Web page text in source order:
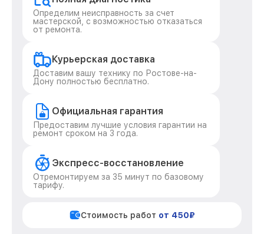
Определим неисправность за счет
мастерской, с возможностью отказаться
от ремонта.
Курьерская доставка
Доставим вашу технику по Ростове-на-
Дону полностью бесплатно.
Официальная гарантия
Предоставим лучшие условия гарантии на
ремонт сроком на 3 года.
Экспресс-восстановление
Отремонтируем за 35 минут по базовому
тарифу.
Стоимость работ от 450₽